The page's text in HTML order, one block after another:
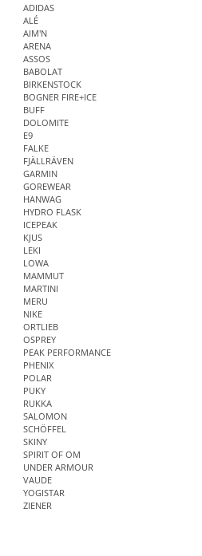
ADIDAS
ALÉ
AIM'N
ARENA
ASSOS
BABOLAT
BIRKENSTOCK
BOGNER FIRE+ICE
BUFF
DOLOMITE
E9
FALKE
FJÄLLRÄVEN
GARMIN
GOREWEAR
HANWAG
HYDRO FLASK
ICEPEAK
KJUS
LEKI
LOWA
MAMMUT
MARTINI
MERU
NIKE
ORTLIEB
OSPREY
PEAK PERFORMANCE
PHENIX
POLAR
PUKY
RUKKA
SALOMON
SCHÖFFEL
SKINY
SPIRIT OF OM
UNDER ARMOUR
VAUDE
YOGISTAR
ZIENER